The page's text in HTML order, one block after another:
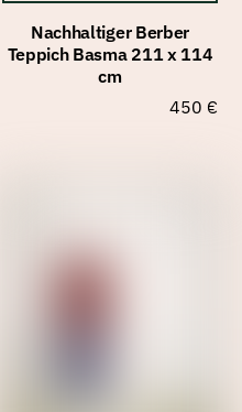
Nachhaltiger Berber
Teppich Basma 211 x 114
cm
450 €